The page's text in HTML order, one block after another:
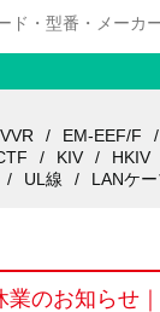
VVR EM-EEF/F
KIV HKIV
UL線 LANケ
業のお知らせ